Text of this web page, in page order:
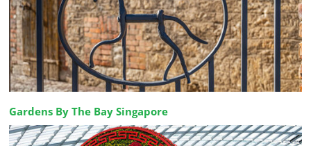
Gardens By The Bay Singapore